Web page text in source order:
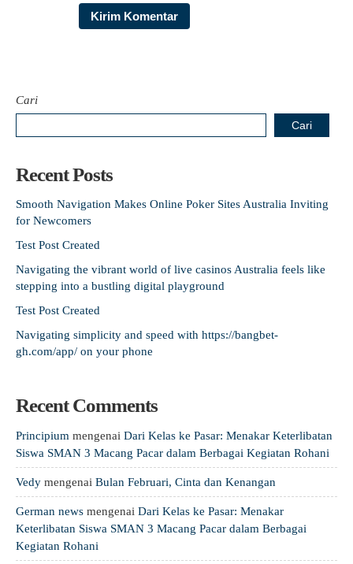
Cari
Cari
Recent Posts
Smooth Navigation Makes Online Poker Sites Australia Inviting
for Newcomers
Test Post Created
Navigating the vibrant world of live casinos Australia feels like
stepping into a bustling digital playground
Test Post Created
Navigating simplicity and speed with https://bangbet-
gh.com/app/ on your phone
Recent Comments
Principium mengenai Dari Kelas ke Pasar: Menakar Keterlibatan
Siswa SMAN 3 Macang Pacar dalam Berbagai Kegiatan Rohani
Vedy mengenai Bulan Februari, Cinta dan Kenangan
German news mengenai Dari Kelas ke Pasar: Menakar
Keterlibatan Siswa SMAN 3 Macang Pacar dalam Berbagai
Kegiatan Rohani